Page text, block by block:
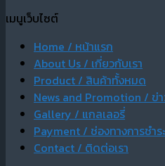
เมนูเว็บไซต์
Home / หน้าแรก
About Us / เกี่ยวกับเรา
Product / สินค้าทั้งหมด
News and Promotion / ข่า
Gallery / แกลเลอรี่
Payment / ช่องทางการชำร
Contact / ติดต่อเรา